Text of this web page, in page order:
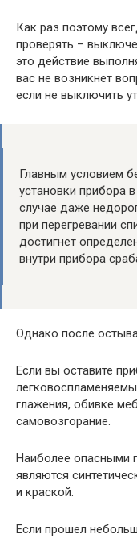
Как раз поэтому
проверять –
это действие
вас не возникнет
если не выключить
Главным условием
установки прибора
случае даже
при перегревании
достигнет
внутри прибора
Однако после
Если вы оставите
глажения, обивке
самовозгорание.
Наиболее опасными
являются
и краской.
Если прошел